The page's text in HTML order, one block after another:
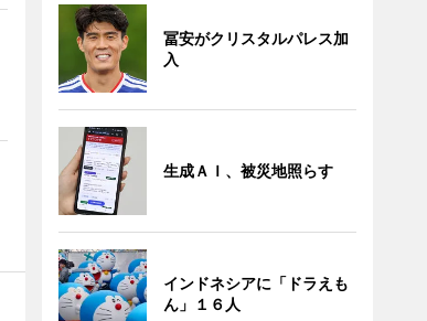
冨安がクリスタルパレス加
入
生成ＡＩ、被災地照らす
インドネシアに「ドラえも
ん」１６人